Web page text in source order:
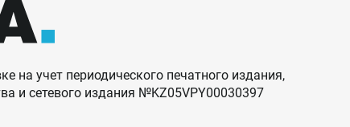
на учет периодического печатного издания,
и сетевого издания №KZ05VPY00030397